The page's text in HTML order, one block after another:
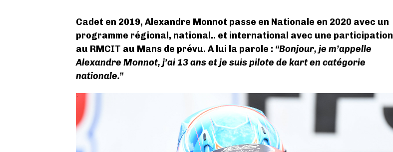
Cadet en 2019, Alexandre Monnot passe en Nationale en 2020 avec un
programme régional, national.. et international avec une participation
au RMCIT au Mans de prévu. A lui la parole : “Bonjour, je m’appelle
Alexandre Monnot, j’ai 13 ans et je suis pilote de kart en catégorie
nationale.”